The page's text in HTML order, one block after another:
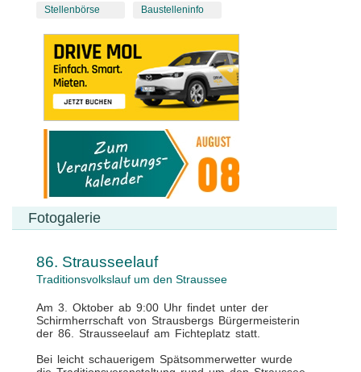
Stellenbörse
Baustelleninfo
Fotogalerie
86. Strausseelauf
Traditionsvolkslauf um den Straussee
Am 3. Oktober ab 9:00 Uhr findet unter der
Schirmherrschaft von Strausbergs Bürgermeisterin
der 86. Strausseelauf am Fichteplatz statt.
Bei leicht schauerigem Spätsommerwetter wurde